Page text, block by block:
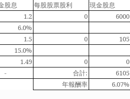
股息 每股股票股利 現金股息
1.2 0 6000
6.0%
1.5 0 105
15.0%
1.49 0 0
- 合計: 6105
年報酬率 6.07%